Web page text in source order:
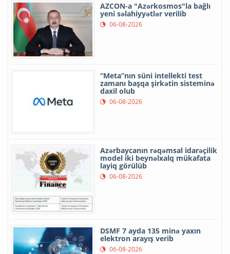
AZCON-a "Azərkosmos"la bağlı
yeni səlahiyyətlər verilib
06-08-2026
“Meta”nın süni intellekti test
zamanı başqa şirkətin sisteminə
daxil olub
06-08-2026
Azərbaycanın rəqəmsal idarəçilik
model iki beynəlxalq mükafata
layiq görülüb
06-08-2026
DSMF 7 ayda 135 minə yaxın
elektron arayış verib
06-08-2026